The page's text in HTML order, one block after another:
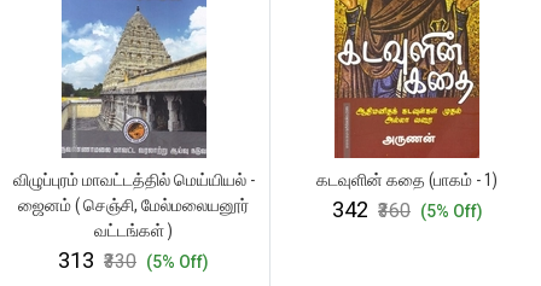
விழுப்புரம் மாவட்டத்தில் மெய்யியல் -
ஜைனம் ( செஞ்சி, மேல்மலையனூர்
வட்டங்கள் )
₹313 ₹330 (5% Off)
கடவுளின் கதை (பாகம் - 1)
₹342 ₹360 (5% Off)